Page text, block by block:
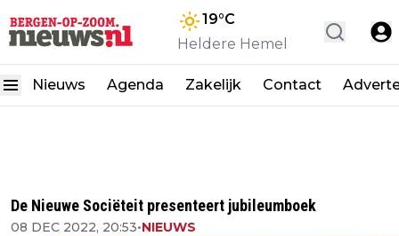
19°C
Heldere Hemel
Nieuws Agenda Zakelijk Contact
De Nieuwe Sociëteit presenteert jubileumboek
08 DEC 2022, 20:53•NIEUWS